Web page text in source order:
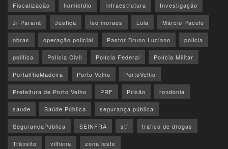
Fiscalização homicídio Infraestrutura Investigação
Ji-Paraná Justiça leo moraes Lula Márcio Pacele
obras operação policial Pastor Bruno Luciano policia
politica Polícia Civil Polícia Federal Polícia Militar
PortalRioMadeira Porto Velho PortoVelho
Prefeitura de Porto Velho PRF Prisão rondonia
saude Saúde Pública segurança pública
SegurançaPública SEINFRA stf tráfico de drogas
Trânsito vilhena zona leste